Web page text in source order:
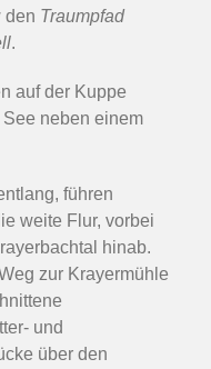
den Traumpfad
.
auf der Kuppe
neben einem
führen
weite Flur, vorbei
hinab.
zur Krayermühle
und
über den